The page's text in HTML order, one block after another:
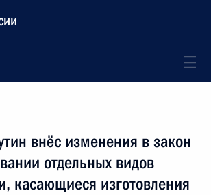
внёс изменения в закон
отдельных видов
касающиеся изготовления